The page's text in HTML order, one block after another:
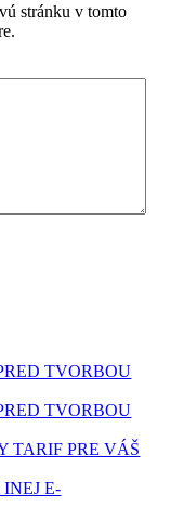
stránku v tomto
TVORBOU
TVORBOU
TARIF PRE VÁŠ
E-